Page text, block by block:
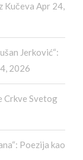
Kučeva Apr 24,
Jerković“:
2026
Crkve Svetog
Poezija kao